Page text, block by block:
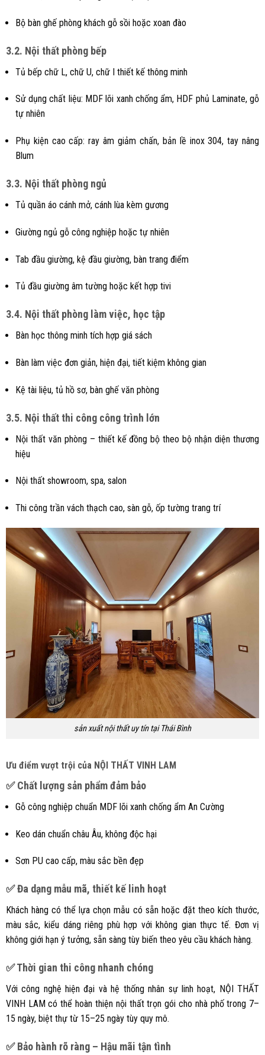
Bộ bàn ghế phòng khách gỗ sồi hoặc xoan đào
3.2. Nội thất phòng bếp
Tủ bếp chữ L, chữ U, chữ I thiết kế thông minh
Sử dụng chất liệu: MDF lõi xanh chống ẩm, HDF phủ Laminate, gỗ
tự nhiên
Phụ kiện cao cấp: ray âm giảm chấn, bản lề inox 304, tay nâng
Blum
3.3. Nội thất phòng ngủ
Tủ quần áo cánh mở, cánh lùa kèm gương
Giường ngủ gỗ công nghiệp hoặc tự nhiên
Tab đầu giường, kệ đầu giường, bàn trang điểm
Tủ đầu giường âm tường hoặc kết hợp tivi
3.4. Nội thất phòng làm việc, học tập
Bàn học thông minh tích hợp giá sách
Bàn làm việc đơn giản, hiện đại, tiết kiệm không gian
Kệ tài liệu, tủ hồ sơ, bàn ghế văn phòng
3.5. Nội thất thi công công trình lớn
Nội thất văn phòng – thiết kế đồng bộ theo bộ nhận diện thương
hiệu
Nội thất showroom, spa, salon
Thi công trần vách thạch cao, sàn gỗ, ốp tường trang trí
sản xuất nội thất uy tín tại Thái Bình
Ưu điểm vượt trội của NỘI THẤT VINH LAM
✅ Chất lượng sản phẩm đảm bảo
Gỗ công nghiệp chuẩn MDF lõi xanh chống ẩm An Cường
Keo dán chuẩn châu Âu, không độc hại
Sơn PU cao cấp, màu sắc bền đẹp
✅ Đa dạng mẫu mã, thiết kế linh hoạt
Khách hàng có thể lựa chọn mẫu có sẵn hoặc đặt theo kích thước,
màu sắc, kiểu dáng riêng phù hợp với không gian thực tế. Đơn vị
không giới hạn ý tưởng, sẵn sàng tùy biến theo yêu cầu khách hàng.
✅ Thời gian thi công nhanh chóng
Với công nghệ hiện đại và hệ thống nhân sự linh hoạt, NỘI THẤT
VINH LAM có thể hoàn thiện nội thất trọn gói cho nhà phố trong 7–
15 ngày, biệt thự từ 15–25 ngày tùy quy mô.
✅ Bảo hành rõ ràng – Hậu mãi tận tình